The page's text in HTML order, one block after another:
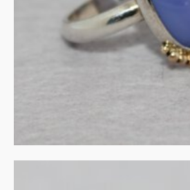
€345.00
IN WINKELMAND